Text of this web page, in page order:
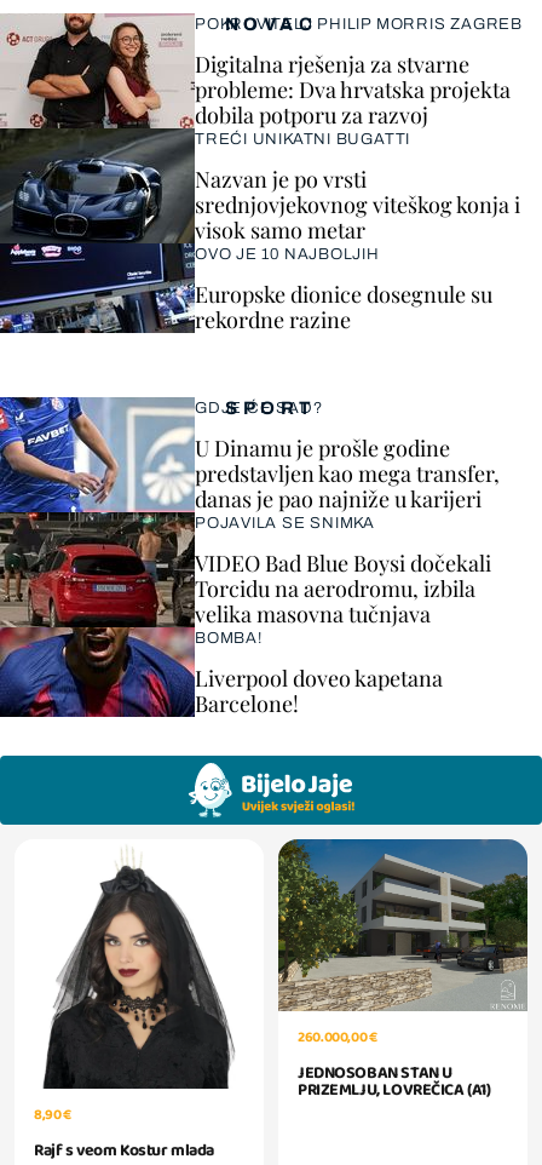
SPORT
GDJE ĆE SAD?
U Dinamu je prošle godine
predstavljen kao mega transfer,
danas je pao najniže u karijeri
POJAVILA SE SNIMKA
VIDEO Bad Blue Boysi dočekali
Torcidu na aerodromu, izbila
velika masovna tučnjava
BOMBA!
Liverpool doveo kapetana
Barcelone!
NOVAC
POKROVITELJ PHILIP MORRIS ZAGREB
Digitalna rješenja za stvarne
probleme: Dva hrvatska projekta
dobila potporu za razvoj
TREĆI UNIKATNI BUGATTI
Nazvan je po vrsti
srednjovjekovnog viteškog konja i
visok samo metar
OVO JE 10 NAJBOLJIH
Europske dionice dosegnule su
rekordne razine
8,90 €
Rajf s veom Kostur mlada
260.000,00 €
JEDNOSOBAN STAN U
PRIZEMLJU, LOVREČICA (A1)